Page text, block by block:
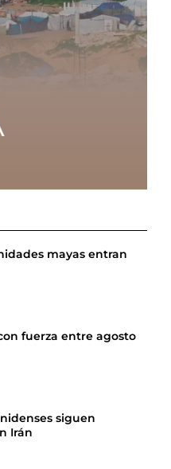
mayas entran
fuerza entre agosto
siguen
Irán